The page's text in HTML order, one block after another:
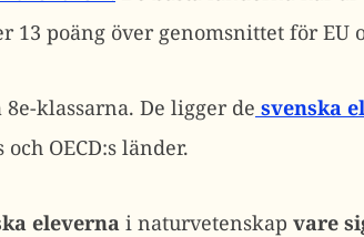
13 poäng över genomsnittet för EU
klassarna. De ligger de svenska
OECD:s länder.
eleverna i naturvetenskap vare